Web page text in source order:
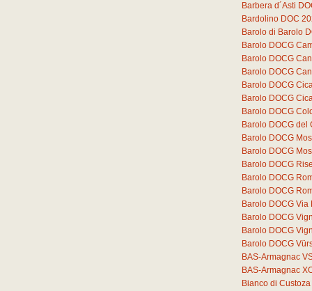
Barbera d´Asti
Bardolino DOC
Barolo di Barolo
Barolo DOCG
Barolo DOCG
Barolo DOCG
Barolo DOCG
Barolo DOCG
Barolo DOCG
Barolo DOCG
Barolo DOCG
Barolo DOCG
Barolo DOCG
Barolo DOCG
Barolo DOCG
Barolo DOCG Via
Barolo DOCG
Barolo DOCG
Barolo DOCG
BAS-Armagnac
BAS-Armagnac
Bianco di